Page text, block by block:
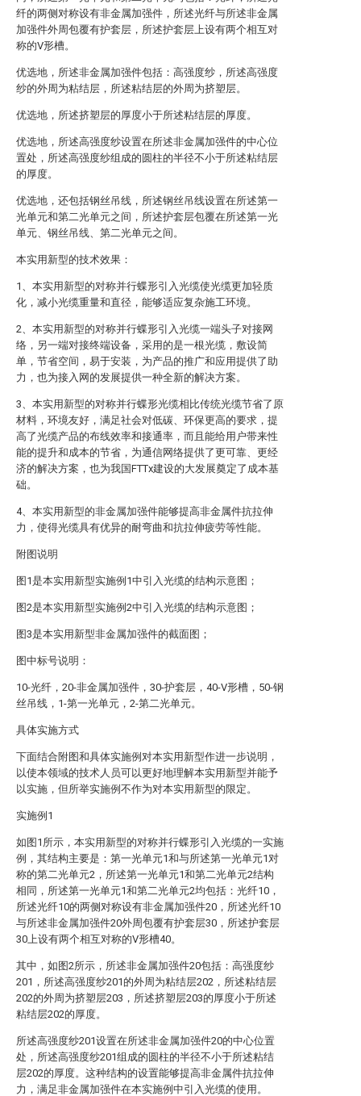
纤的两侧对称设有非金属加强件，所述光纤与所述非金属
加强件外周包覆有护套层，所述护套层上设有两个相互对
称的V形槽。
优选地，所述非金属加强件包括：高强度纱，所述高强度
纱的外周为粘结层，所述粘结层的外周为挤塑层。
优选地，所述挤塑层的厚度小于所述粘结层的厚度。
优选地，所述高强度纱设置在所述非金属加强件的中心位
置处，所述高强度纱组成的圆柱的半径不小于所述粘结层
的厚度。
优选地，还包括钢丝吊线，所述钢丝吊线设置在所述第一
光单元和第二光单元之间，所述护套层包覆在所述第一光
单元、钢丝吊线、第二光单元之间。
本实用新型的技术效果：
1、本实用新型的对称并行蝶形引入光缆使光缆更加轻质
化，减小光缆重量和直径，能够适应复杂施工环境。
2、本实用新型的对称并行蝶形引入光缆一端头子对接网
络，另一端对接终端设备，采用的是一根光缆，敷设简
单，节省空间，易于安装，为产品的推广和应用提供了助
力，也为接入网的发展提供一种全新的解决方案。
3、本实用新型的对称并行蝶形光缆相比传统光缆节省了原
材料，环境友好，满足社会对低碳、环保更高的要求，提
高了光缆产品的布线效率和接通率，而且能给用户带来性
能的提升和成本的节省，为通信网络提供了更可靠、更经
济的解决方案，也为我国FTTx建设的大发展奠定了成本基
础。
4、本实用新型的非金属加强件能够提高非金属件抗拉伸
力，使得光缆具有优异的耐弯曲和抗拉伸疲劳等性能。
附图说明
图1是本实用新型实施例1中引入光缆的结构示意图；
图2是本实用新型实施例2中引入光缆的结构示意图；
图3是本实用新型非金属加强件的截面图；
图中标号说明：
10-光纤，20-非金属加强件，30-护套层，40-V形槽，50-钢
丝吊线，1-第一光单元，2-第二光单元。
具体实施方式
下面结合附图和具体实施例对本实用新型作进一步说明，
以使本领域的技术人员可以更好地理解本实用新型并能予
以实施，但所举实施例不作为对本实用新型的限定。
实施例1
如图1所示，本实用新型的对称并行蝶形引入光缆的一实施
例，其结构主要是：第一光单元1和与所述第一光单元1对
称的第二光单元2，所述第一光单元1和第二光单元2结构
相同，所述第一光单元1和第二光单元2均包括：光纤10，
所述光纤10的两侧对称设有非金属加强件20，所述光纤10
与所述非金属加强件20外周包覆有护套层30，所述护套层
30上设有两个相互对称的V形槽40。
其中，如图2所示，所述非金属加强件20包括：高强度纱
201，所述高强度纱201的外周为粘结层202，所述粘结层
202的外周为挤塑层203，所述挤塑层203的厚度小于所述
粘结层202的厚度。
所述高强度纱201设置在所述非金属加强件20的中心位置
处，所述高强度纱201组成的圆柱的半径不小于所述粘结
层202的厚度。这种结构的设置能够提高非金属件抗拉伸
力，满足非金属加强件在本实施例中引入光缆的使用。